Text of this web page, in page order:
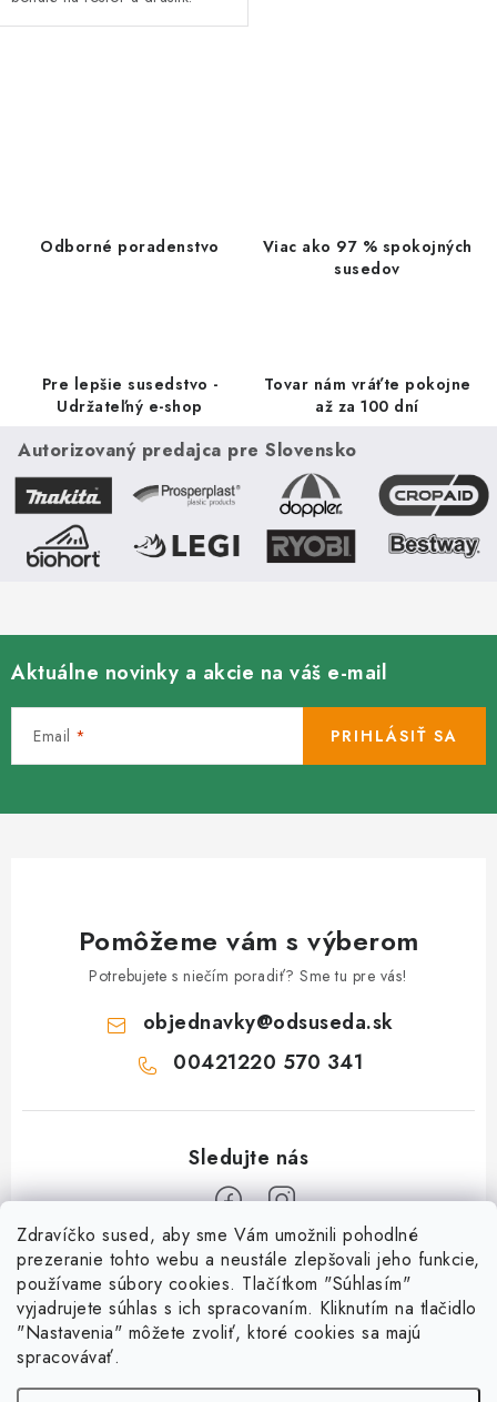
Zdravíčko sused, aby sme Vám umožnili pohodlné
prezeranie tohto webu a neustále zlepšovali jeho funkcie,
používame súbory cookies. Tlačítkom "Súhlasím"
vyjadrujete súhlas s ich spracovaním. Kliknutím na tlačidlo
"Nastavenia" môžete zvoliť, ktoré cookies sa majú
spracovávať.
k
y
ý
u
Odborné poradenstvo
Viac ako 97 % spokojných
susedov
Pre lepšie susedstvo -
Udržateľný e-shop
Tovar nám vráťte pokojne
až za 100 dní
Autorizovaný predajca pre Slovensko
Aktuálne novinky a akcie na váš e-mail
Email PRIHLÁSIŤ SA
Pomôžeme vám s výberom
Potrebujete s niečím poradiť? Sme tu pre vás!
objednavky@odsuseda.sk
00421220 570 341
O nás
Kontakty
Všetko o nákupe